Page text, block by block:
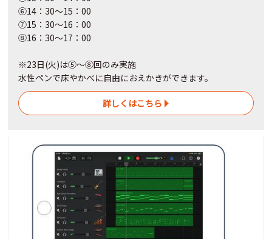
⑥14：30～15：00
⑦15：30～16：00
⑧16：30～17：00
※23日(火)は⑤～⑧回のみ実施
水性ペンで床やかべに自由におえかきができます。
詳しくはこちら